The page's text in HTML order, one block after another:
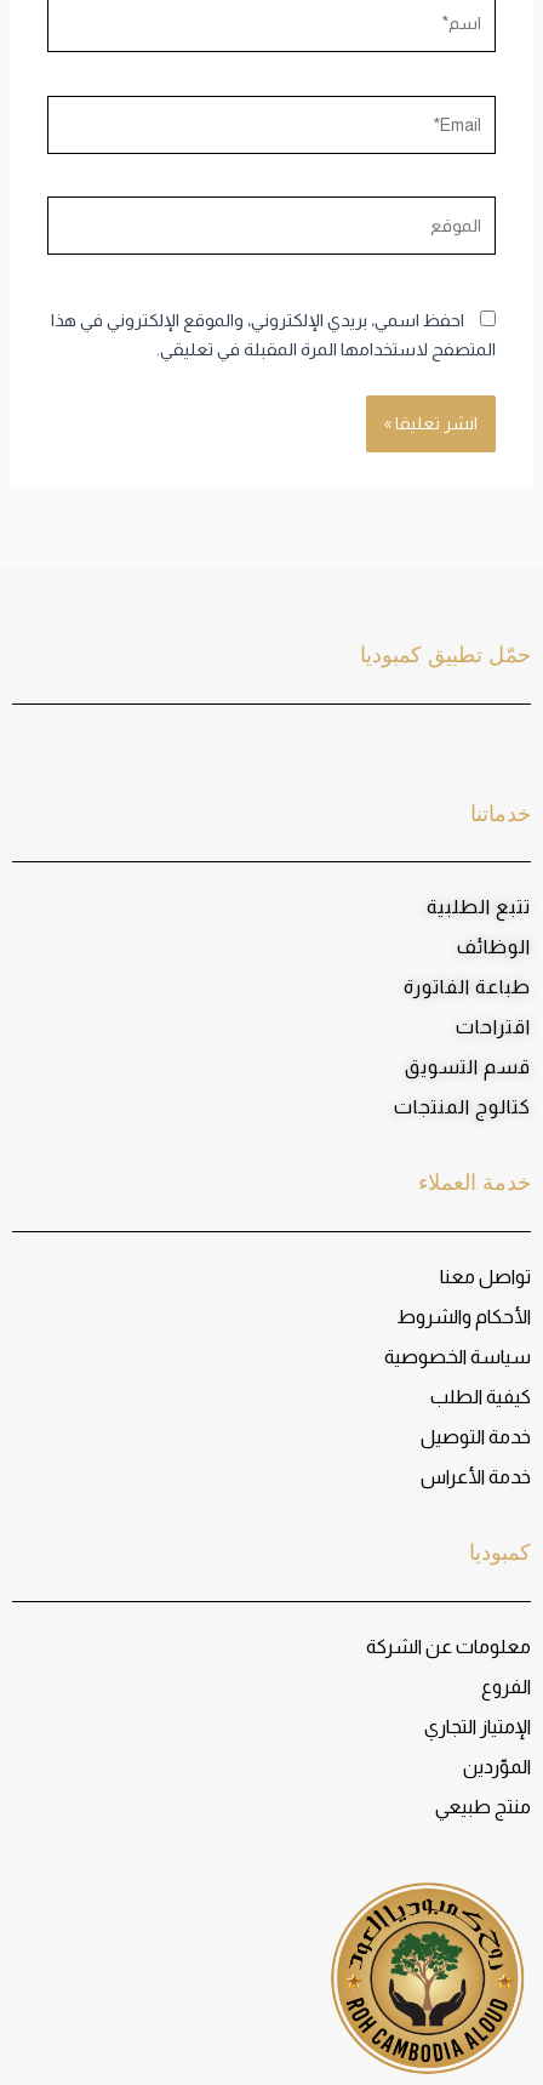
احفظ اسمي، بريدي الإلكتروني، والموقع الإلكتروني في هذا
المتصفح لاستخدامها المرة المقبلة في تعليقي.
كمبوديا
معلومات عن الشركة
الفروع
الإمتياز التجاري
الموّردين
منتج طبيعي
خدمة العملاء
تواصل معنا
الأحكام والشروط
سياسة الخصوصية
كيفية الطلب
خدمة التوصيل
خدمة الأعراس
خدماتنا
تتبع الطلبية
الوظائف
طباعة الفاتورة
اقتراحات
قسم التسويق
كتالوج المنتجات
حمّل تطبيق كمبوديا